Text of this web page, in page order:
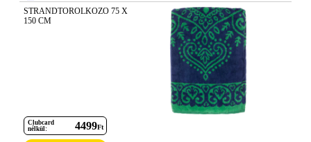
STRANDTOROLKOZO 75 X
150 CM
Clubcard
nélkül:
4499Ft